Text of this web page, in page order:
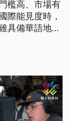
檻高、市場有
際能見度時，
具備華語地區
外市場，已成